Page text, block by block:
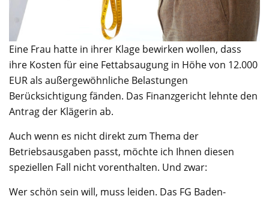
Eine Frau hatte in ihrer Klage bewirken wollen, dass
ihre Kosten für eine Fettabsaugung in Höhe von 12.000
EUR als außergewöhnliche Belastungen
Berücksichtigung fänden. Das Finanzgericht lehnte den
Antrag der Klägerin ab.
Auch wenn es nicht direkt zum Thema der
Betriebsausgaben passt, möchte ich Ihnen diesen
speziellen Fall nicht vorenthalten. Und zwar:
Wer schön sein will, muss leiden. Das FG Baden-